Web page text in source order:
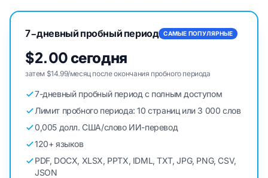
7-дневный пробный период САМЫЕ ПОПУЛЯРНЫЕ
$2.00 сегодня
затем $14.99/месяц после окончания пробного периода
7-дневный пробный период с полным доступом
Лимит пробного периода: 10 страниц или 3 000 слов
0,005 долл. США/слово ИИ-перевод
120+ языков
PDF, DOCX, XLSX, PPTX, IDML, TXT, JPG, PNG, CSV,
JSON